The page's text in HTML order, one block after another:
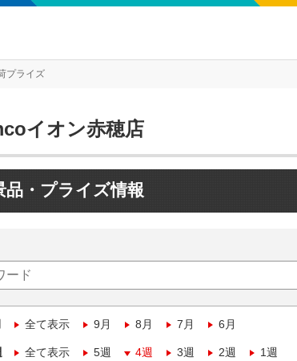
プライズ
イオン赤穂店
品・プライズ情報
全て表示 9月 8月 7月 6月
全て表示 5週 4週 3週 2週 1週